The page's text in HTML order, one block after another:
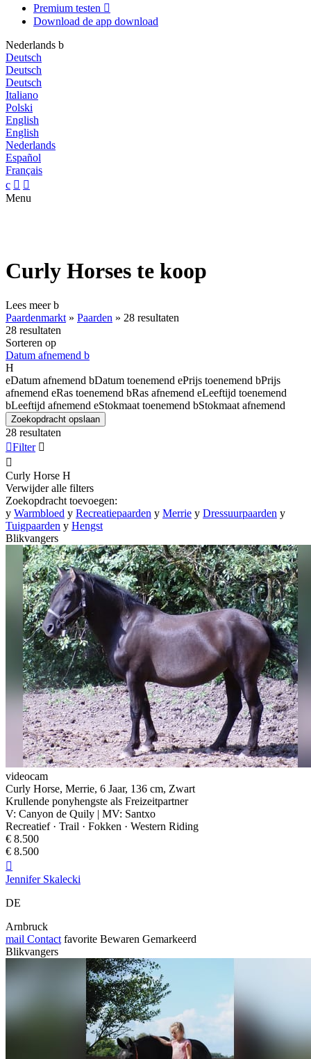
Premium testen 
Download de app download
Nederlands b
Deutsch
Deutsch
Deutsch
Italiano
Polski
English
English
Nederlands
Español
Français
c  
Menu
Curly Horses te koop
Lees meerb
Paardenmarkt » Paarden » 28 resultaten
28 resultaten
Sorteren op
Datum afnemend b
H
eDatum afnemend bDatum toenemend ePrijs toenemend bPrijs
afnemend eRas toenemend bRas afnemend eLeeftijd toenemend
bLeeftijd afnemend eStokmaat toenemend bStokmaat afnemend
Zoekopdracht opslaan
28 resultaten
Filter 

Curly Horse H
Verwijder alle filters
Zoekopdracht toevoegen:
y Warmbloed y Recreatiepaarden y Merrie y Dressuurpaarden y
Tuigpaarden y Hengst
Blikvangers
videocam
Curly Horse, Merrie, 6 Jaar, 136 cm, Zwart
Krullende ponyhengste als Freizeitpartner
V: Canyon de Quily | MV: Santxo
Recreatief · Trail · Fokken · Western Riding
€ 8.500
€ 8.500

Jennifer Skalecki
DE
Arnbruck
mail Contact favorite Bewaren Gemarkeerd
Blikvangers